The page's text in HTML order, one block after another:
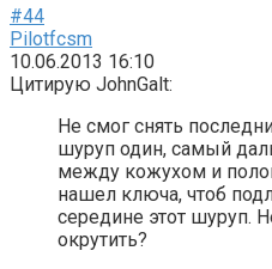
#44
Pilotfcsm
10.06.2013 16:10
Цитирую JohnGalt:
Не смог снять
шуруп один, самый
между кожухом и
нашел ключа, чтоб
середине этот шуруп.
окрутить?